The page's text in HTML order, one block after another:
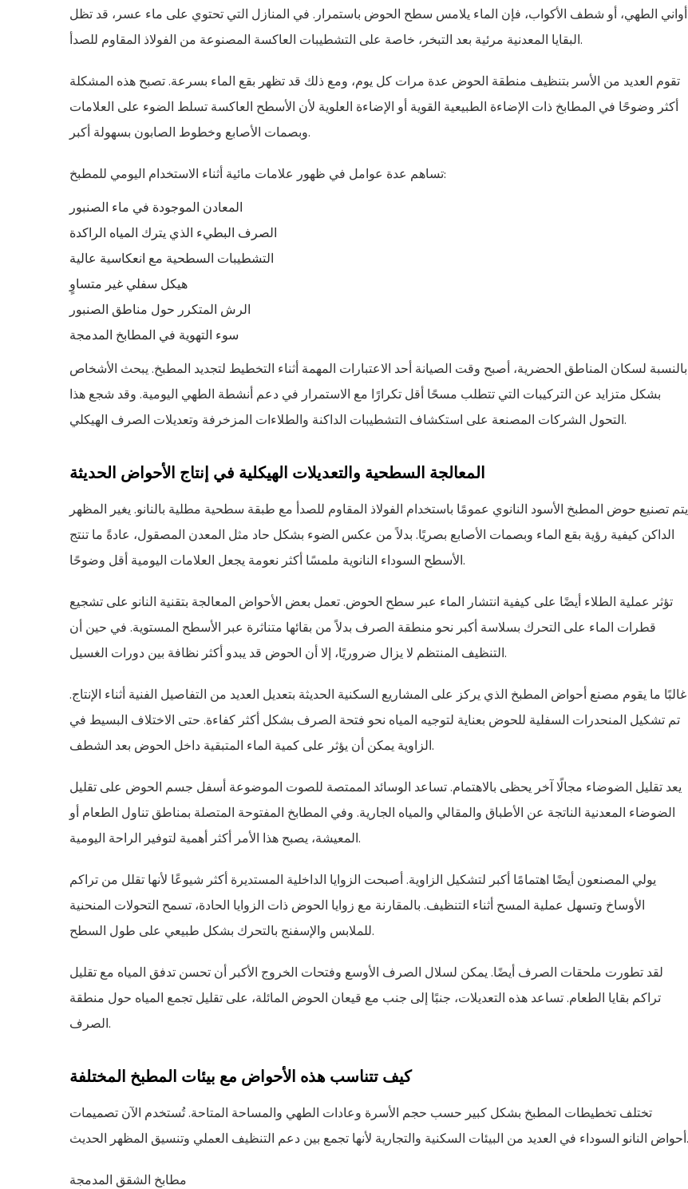
أواني الطهي، أو شطف الأكواب، فإن الماء يلامس سطح الحوض باستمرار. في المنازل التي تحتوي على ماء عسر، قد تظل
تقوم العديد من الأسر بتنظيف منطقة الحوض عدة مرات كل يوم، ومع ذلك قد تظهر بقع الماء بسرعة. تصبح هذه المشكلة
أكثر وضوحًا في المطابخ ذات الإضاءة الطبيعية القوية أو الإضاءة العلوية لأن الأسطح العاكسة تسلط الضوء على العلامات
تساهم عدة عوامل في ظهور علامات مائية أثناء الاستخدام اليومي للمطبخ:
المعادن الموجودة في ماء الصنبور
الصرف البطيء الذي يترك المياه الراكدة
التشطيبات السطحية مع انعكاسية عالية
هيكل سفلي غير متساوٍ
الرش المتكرر حول مناطق الصنبور
سوء التهوية في المطابخ المدمجة
بالنسبة لسكان المناطق الحضرية، أصبح وقت الصيانة أحد الاعتبارات المهمة أثناء التخطيط لتجديد المطبخ. يبحث الأشخاص
بشكل متزايد عن التركيبات التي تتطلب مسحًا أقل تكرارًا مع الاستمرار في دعم أنشطة الطهي اليومية. وقد شجع هذا
المعالجة السطحية والتعديلات الهيكلية في إنتاج الأحواض الحديثة
يتم تصنيع حوض المطبخ الأسود النانوي عمومًا باستخدام الفولاذ المقاوم للصدأ مع طبقة سطحية مطلية بالنانو. يغير المظهر
الداكن كيفية رؤية بقع الماء وبصمات الأصابع بصريًا. بدلاً من عكس الضوء بشكل حاد مثل المعدن المصقول، عادةً ما تنتج
تؤثر عملية الطلاء أيضًا على كيفية انتشار الماء عبر سطح الحوض. تعمل بعض الأحواض المعالجة بتقنية النانو على تشجيع
قطرات الماء على التحرك بسلاسة أكبر نحو منطقة الصرف بدلاً من بقائها متناثرة عبر الأسطح المستوية. في حين أن
غالبًا ما يقوم مصنع أحواض المطبخ الذي يركز على المشاريع السكنية الحديثة بتعديل العديد من التفاصيل الفنية أثناء الإنتاج.
تم تشكيل المنحدرات السفلية للحوض بعناية لتوجيه المياه نحو فتحة الصرف بشكل أكثر كفاءة. حتى الاختلاف البسيط في
يعد تقليل الضوضاء مجالًا آخر يحظى بالاهتمام. تساعد الوسائد الممتصة للصوت الموضوعة أسفل جسم الحوض على تقليل
الضوضاء المعدنية الناتجة عن الأطباق والمقالي والمياه الجارية. وفي المطابخ المفتوحة المتصلة بمناطق تناول الطعام أو
يولي المصنعون أيضًا اهتمامًا أكبر لتشكيل الزاوية. أصبحت الزوايا الداخلية المستديرة أكثر شيوعًا لأنها تقلل من تراكم
الأوساخ وتسهل عملية المسح أثناء التنظيف. بالمقارنة مع زوايا الحوض ذات الزوايا الحادة، تسمح التحولات المنحنية
لقد تطورت ملحقات الصرف أيضًا. يمكن لسلال الصرف الأوسع وفتحات الخروج الأكبر أن تحسن تدفق المياه مع تقليل
تراكم بقايا الطعام. تساعد هذه التعديلات، جنبًا إلى جنب مع قيعان الحوض المائلة، على تقليل تجمع المياه حول منطقة
كيف تتناسب هذه الأحواض مع بيئات المطبخ المختلفة
تختلف تخطيطات المطبخ بشكل كبير حسب حجم الأسرة وعادات الطهي والمساحة المتاحة. تُستخدم الآن تصميمات
مطابخ الشقق المدمجة